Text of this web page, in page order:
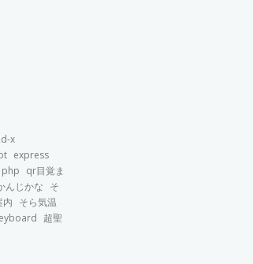
x
express
php qr目覚ま
んじかな そ
内 そら気温
超聖